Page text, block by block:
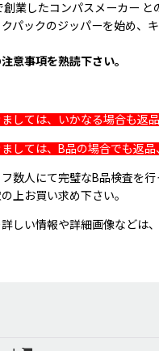
創業したコンパスメーカー
パックのジッパーを始め、
意事項を熟読下さい。
しては、いかなる場合も返
しては、B品の場合でも返品
数人にて完璧なB品検査を
上お買い求め下さい。
しい情報や詳細画像などは